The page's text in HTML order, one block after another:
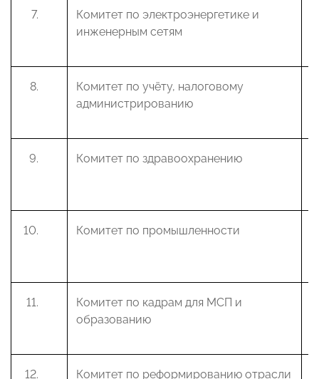
Комитет по электроэнергетике и
инженерным сетям
Комитет по учёту, налоговому
администрированию
Комитет по здравоохранению
Комитет по промышленности
Комитет по кадрам для МСП и
образованию
Комитет по реформированию отрасли